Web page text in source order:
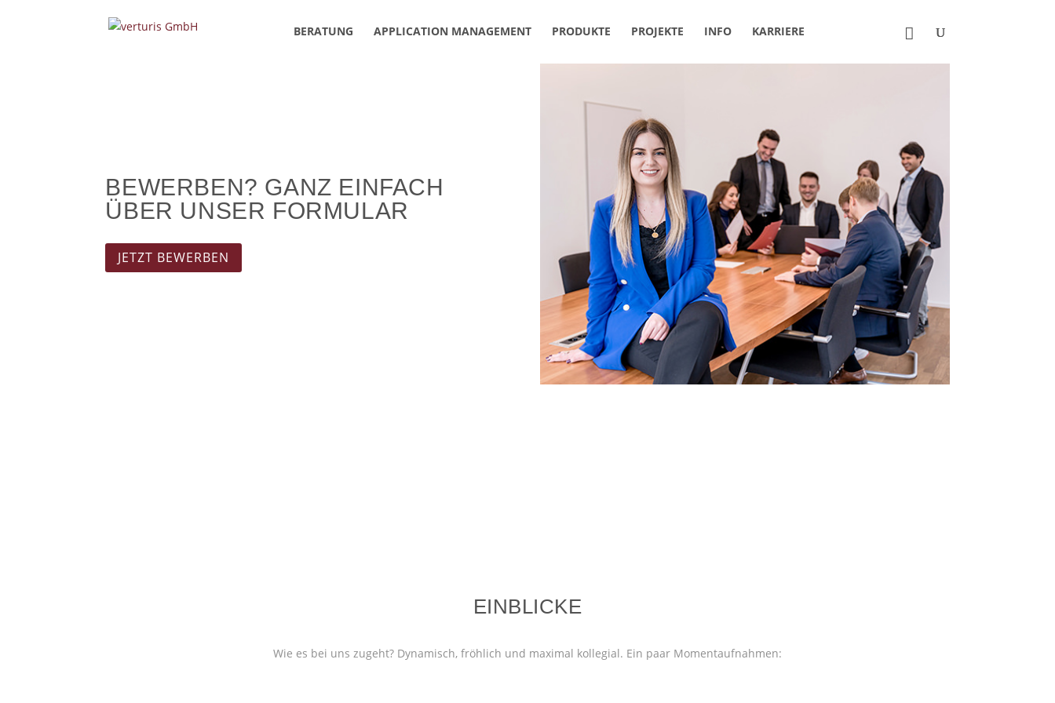
BERATUNG APPLICATION MANAGEMENT PRODUKTE PROJEKTE INFO KARRIERE
BEWERBEN? GANZ EINFACH
ÜBER UNSER FORMULAR
JETZT BEWERBEN
EINBLICKE
Wie es bei uns zugeht? Dynamisch, fröhlich und maximal kollegial. Ein paar Momentaufnahmen: